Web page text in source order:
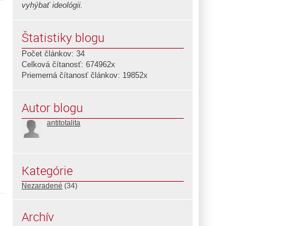
vyhýbať ideológii.
Štatistiky blogu
Počet článkov: 34
Celková čítanosť: 674962x
Priemerná čítanosť článkov: 19852x
Autor blogu
antitotalita
Kategórie
Nezaradené (34)
Archív